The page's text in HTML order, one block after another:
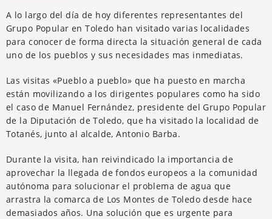
A lo largo del día de hoy diferentes representantes del
Grupo Popular en Toledo han visitado varias localidades
para conocer de forma directa la situación general de cada
uno de los pueblos y sus necesidades mas inmediatas.
Las visitas «Pueblo a pueblo» que ha puesto en marcha
están movilizando a los dirigentes populares como ha sido
el caso de Manuel Fernández, presidente del Grupo Popular
de la Diputación de Toledo, que ha visitado la localidad de
Totanés, junto al alcalde, Antonio Barba.
Durante la visita, han reivindicado la importancia de
aprovechar la llegada de fondos europeos a la comunidad
autónoma para solucionar el problema de agua que
arrastra la comarca de Los Montes de Toledo desde hace
demasiados años. Una solución que es urgente para